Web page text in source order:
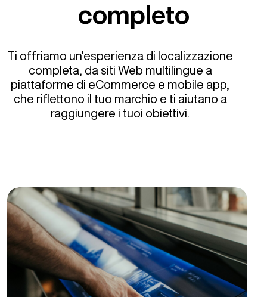
completo
Ti offriamo un'esperienza di localizzazione
completa, da siti Web multilingue a
piattaforme di eCommerce e mobile app,
che riflettono il tuo marchio e ti aiutano a
raggiungere i tuoi obiettivi.